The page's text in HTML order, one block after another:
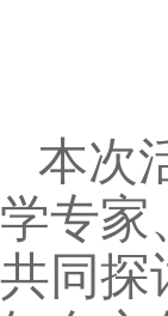
本次
学专家
共同探